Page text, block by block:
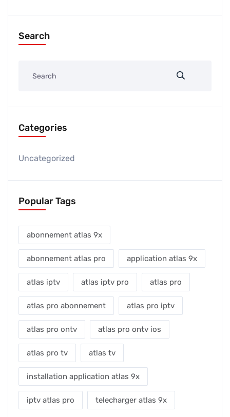
Search
Categories
Uncategorized
Popular Tags
abonnement atlas 9x
abonnement atlas pro application atlas 9x
atlas iptv atlas iptv pro atlas pro
atlas pro abonnement atlas pro iptv
atlas pro ontv atlas pro ontv ios
atlas pro tv atlas tv
installation application atlas 9x
iptv atlas pro telecharger atlas 9x